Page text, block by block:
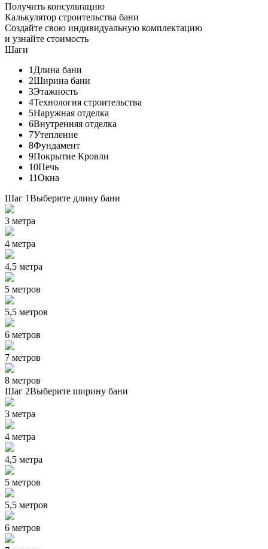
Получить консультацию
Калькулятор строительства бани
Создайте свою индивидуальную комплектацию
и узнайте стоимость
Шаги
1 Длина бани
2Ширина бани
3Этажность
4Технология строительства
5Наружная отделка
6Внутренняя отделка
7Утепление
8Фундамент
9Покрытие Кровли
10Печь
11Окна
Шаг 1Выберите длину бани
3 метра
4 метра
4,5 метра
5 метров
5,5 метров
6 метров
7 метров
8 метров
Шаг 2Выберите ширину бани
3 метра
4 метра
4,5 метра
5 метров
5,5 метров
6 метров